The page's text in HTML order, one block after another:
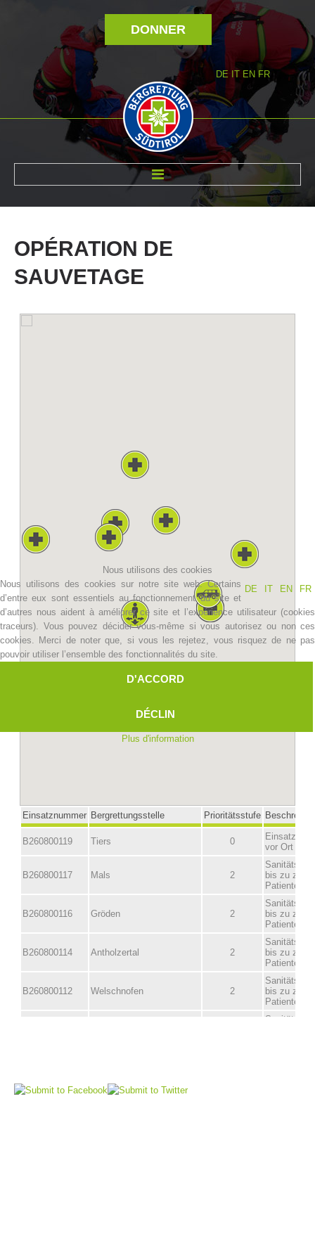
DONNER
DE IT EN FR
Centres de secours
OPÉRATION DE
SAUVETAGE
Nous utilisons des cookies
DE
IT EN FR
Nous utilisons des cookies sur notre site web. Certains
d’entre eux sont essentiels au fonctionnement du site et
d’autres nous aident à améliorer ce site et l’expérience utilisateur (cookies
traceurs). Vous pouvez décider vous-même si vous autorisez ou non ces
cookies. Merci de noter que, si vous les rejetez, vous risquez de ne pas
pouvoir utiliser l’ensemble des fonctionnalités du site.
D'ACCORD
DÉCLIN
Plus d'information